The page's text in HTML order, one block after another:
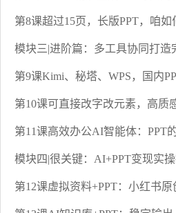
第8课超过15页，长版PPT，咱如
模块三|进阶篇：多工具协同打造
第9课Kimi、秘塔、WPS，国内
第10课可直接改字改元素，高质
第11课高效办公AI智能体：PPT
模块四|很关键：AI+PPT变现实
第12课虚拟资料+PPT：小红书